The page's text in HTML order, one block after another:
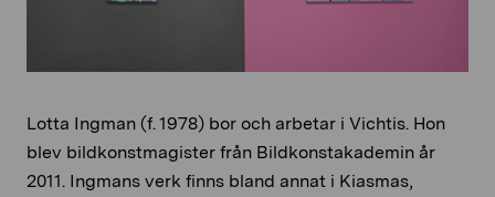
Lotta Ingman (f. 1978) bor och arbetar i Vichtis. Hon
blev bildkonstmagister från Bildkonstakademin år
2011. Ingmans verk finns bland annat i Kiasmas,